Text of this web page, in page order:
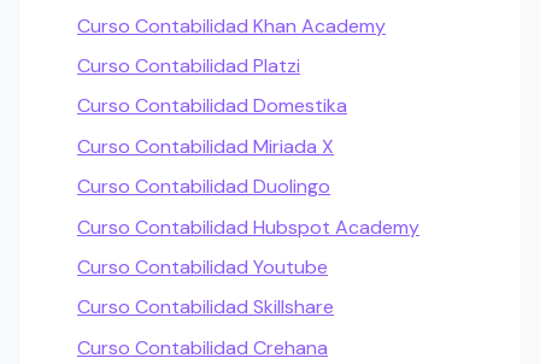
Curso Contabilidad Khan Academy
Curso Contabilidad Platzi
Curso Contabilidad Domestika
Curso Contabilidad Miriada X
Curso Contabilidad Duolingo
Curso Contabilidad Hubspot Academy
Curso Contabilidad Youtube
Curso Contabilidad Skillshare
Curso Contabilidad Crehana